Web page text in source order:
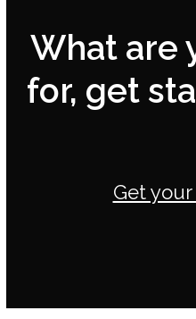
What are
for, get
Get